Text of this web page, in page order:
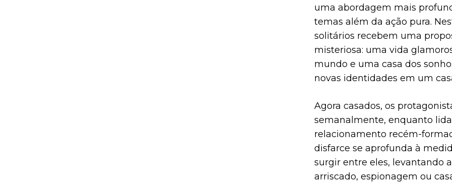
uma abordagem mais
temas além da ação pura.
solitários recebem uma
misteriosa: uma vida
mundo e uma casa dos
novas identidades em um
Agora casados, os
semanalmente, enquanto
relacionamento recém-
disfarce se aprofunda à
surgir entre eles, levantando
arriscado, espionagem ou